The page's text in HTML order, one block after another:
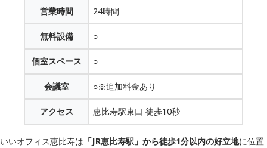
営業時間 24時間
無料設備 ○
個室スペース ○
会議室 ○※追加料金あり
アクセス 恵比寿駅東口 徒歩10秒
いいオフィス恵比寿は 「JR恵比寿駅」から徒歩1分以内の好立地に位置